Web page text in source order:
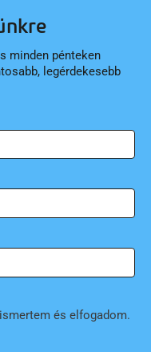
minden pénteken
legérdekesebb
és elfogadom.